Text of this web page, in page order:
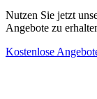
Nutzen Sie jetzt
Angebote zu
Kostenlose